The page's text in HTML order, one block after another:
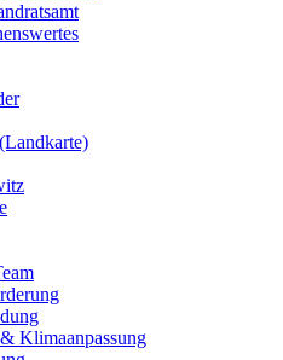
Klimaanpassung